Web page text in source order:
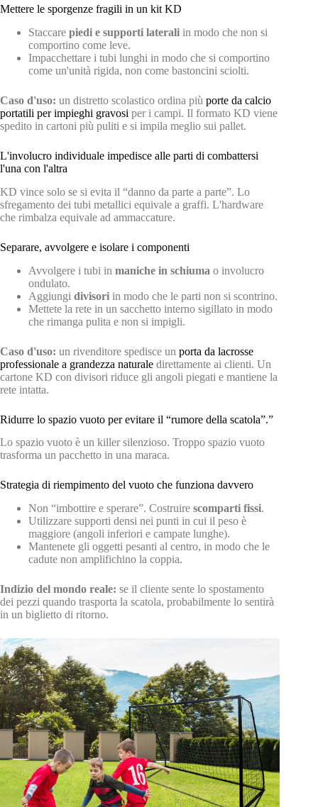
Mettere le sporgenze fragili in un kit KD
Staccare piedi e supporti laterali in modo che non si
comportino come leve.
Impacchettare i tubi lunghi in modo che si comportino
come un'unità rigida, non come bastoncini sciolti.
Caso d'uso: un distretto scolastico ordina più porte da calcio
portatili per impieghi gravosi per i campi. Il formato KD viene
spedito in cartoni più puliti e si impila meglio sui pallet.
L'involucro individuale impedisce alle parti di combattersi
l'una con l'altra
KD vince solo se si evita il “danno da parte a parte”. Lo
sfregamento dei tubi metallici equivale a graffi. L'hardware
che rimbalza equivale ad ammaccature.
Separare, avvolgere e isolare i componenti
Avvolgere i tubi in maniche in schiuma o involucro
ondulato.
Aggiungi divisori in modo che le parti non si scontrino.
Mettete la rete in un sacchetto interno sigillato in modo
che rimanga pulita e non si impigli.
Caso d'uso: un rivenditore spedisce un porta da lacrosse
professionale a grandezza naturale direttamente ai clienti. Un
cartone KD con divisori riduce gli angoli piegati e mantiene la
rete intatta.
Ridurre lo spazio vuoto per evitare il “rumore della scatola”.”
Lo spazio vuoto è un killer silenzioso. Troppo spazio vuoto
trasforma un pacchetto in una maraca.
Strategia di riempimento del vuoto che funziona davvero
Non “imbottire e sperare”. Costruire scomparti fissi.
Utilizzare supporti densi nei punti in cui il peso è
maggiore (angoli inferiori e campate lunghe).
Mantenete gli oggetti pesanti al centro, in modo che le
cadute non amplifichino la coppia.
Indizio del mondo reale: se il cliente sente lo spostamento
dei pezzi quando trasporta la scatola, probabilmente lo sentirà
in un biglietto di ritorno.